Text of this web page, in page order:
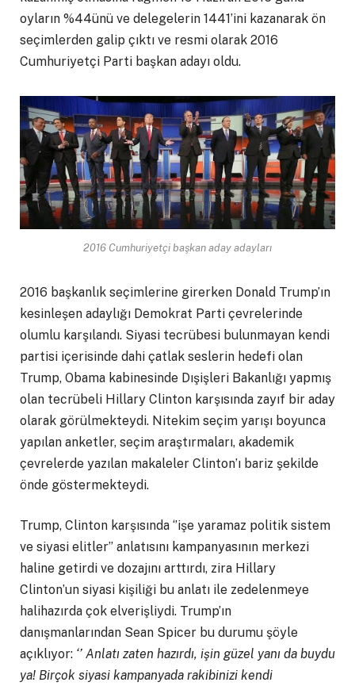
oyların %44ünü ve delegelerin 1441’ini kazanarak ön
seçimlerden galip çıktı ve resmi olarak 2016
Cumhuriyetçi Parti başkan adayı oldu.
2016 Cumhuriyetçi başkan aday adayları
2016 başkanlık seçimlerine girerken Donald Trump’ın
kesinleşen adaylığı Demokrat Parti çevrelerinde
olumlu karşılandı. Siyasi tecrübesi bulunmayan kendi
partisi içerisinde dahi çatlak seslerin hedefi olan
Trump, Obama kabinesinde Dışişleri Bakanlığı yapmış
olan tecrübeli Hillary Clinton karşısında zayıf bir aday
olarak görülmekteydi. Nitekim seçim yarışı boyunca
yapılan anketler, seçim araştırmaları, akademik
çevrelerde yazılan makaleler Clinton’ı bariz şekilde
önde göstermekteydi.
Trump, Clinton karşısında ‘’işe yaramaz politik sistem
ve siyasi elitler’’ anlatısını kampanyasının merkezi
haline getirdi ve dozajını arttırdı, zira Hillary
Clinton’un siyasi kişiliği bu anlatı ile zedelenmeye
halihazırda çok elverişliydi. Trump’ın
danışmanlarından Sean Spicer bu durumu şöyle
açıklıyor: ‘’ Anlatı zaten hazırdı, işin güzel yanı da buydu
ya! Birçok siyasi kampanyada rakibinizi kendi